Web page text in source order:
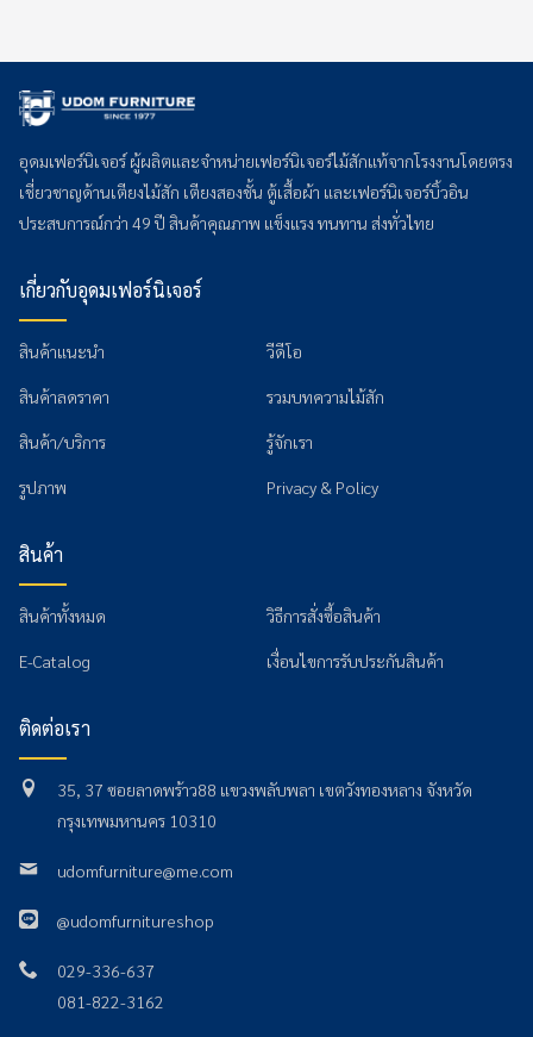
อุดมเฟอร์นิเจอร์ ผู้ผลิตและจำหน่ายเฟอร์นิเจอร์ไม้สักแท้จากโรงงานโดยตรง
เชี่ยวชาญด้านเตียงไม้สัก เตียงสองชั้น ตู้เสื้อผ้า และเฟอร์นิเจอร์บิ้วอิน
ประสบการณ์กว่า 49 ปี สินค้าคุณภาพ แข็งแรง ทนทาน ส่งทั่วไทย
เกี่ยวกับอุดมเฟอร์นิเจอร์
สินค้าแนะนำ
สินค้าลดราคา
สินค้า/บริการ
รูปภาพ
วีดีโอ
รวมบทความไม้สัก
รู้จักเรา
Privacy & Policy
สินค้า
สินค้าทั้งหมด
E-Catalog
วิธีการสั่งซื้อสินค้า
เงื่อนไขการรับประกันสินค้า
ติดต่อเรา
35, 37 ซอยลาดพร้าว88 แขวงพลับพลา เขตวังทองหลาง จังหวัด
กรุงเทพมหานคร 10310
udomfurniture@me.com
@udomfurnitureshop
029-336-637
081-822-3162